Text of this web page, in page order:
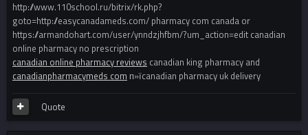
http://www.110school.ru/bitrix/rk.php?
goto=http://easycanadameds.com/ pharmacy com canada or
https://armandohart.com/user/ynndzjhfbm/?um_action=edit canadian
online pharmacy no prescription
canadian online pharmacy reviews canadian king pharmacy and
canadianpharmacymeds com п»їcanadian pharmacy uk delivery
Quote